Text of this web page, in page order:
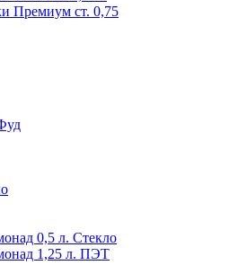
Премиум ст. 0,75
0,5 л. Стекло
1,25 л. ПЭТ